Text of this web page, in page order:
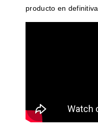
producto en definitiva